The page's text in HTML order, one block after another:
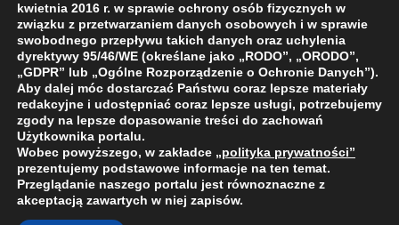
kwietnia 2016 r. w sprawie ochrony osób fizycznych w
związku z przetwarzaniem danych osobowych i w sprawie
swobodnego przepływu takich danych oraz uchylenia
dyrektywy 95/46/WE (określane jako „RODO”, „ORODO”,
„GDPR” lub „Ogólne Rozporządzenie o Ochronie Danych”).
Aby dalej móc dostarczać Państwu coraz lepsze materiały
redakcyjne i udostępniać coraz lepsze usługi, potrzebujemy
zgody na lepsze dopasowanie treści do zachowań
Użytkownika portalu.
Wobec powyższego, w zakładce „polityka prywatności”
prezentujemy podstawowe informacje na ten temat.
Przeglądanie naszego portalu jest równoznaczne z
akceptacją zawartych w niej zapisów.